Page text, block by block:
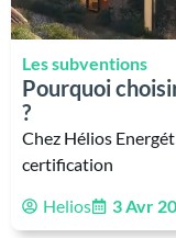
Les subventions
Pourquoi
?
Chez Hélios
certification
Helios 3 Avr